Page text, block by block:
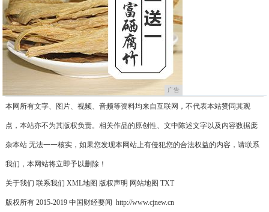
广告
本网所有文字、图片、视频、音频等资料均来自互联网，不代表本站赞同其观
点，本站亦不为其版权负责。相关作品的原创性、文中陈述文字以及内容数据庞
杂本站 无法一一核实，如果您发现本网站上有侵犯您的合法权益的内容，请联系
我们，本网站将立即予以删除！
关于我们 联系我们 XML地图 版权声明 网站地图 TXT
版权所有 2015-2019 中国财经要闻 http://www.cjnew.cn